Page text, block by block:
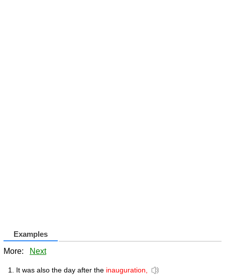
Examples
More: Next
It was also the day after the inauguration,